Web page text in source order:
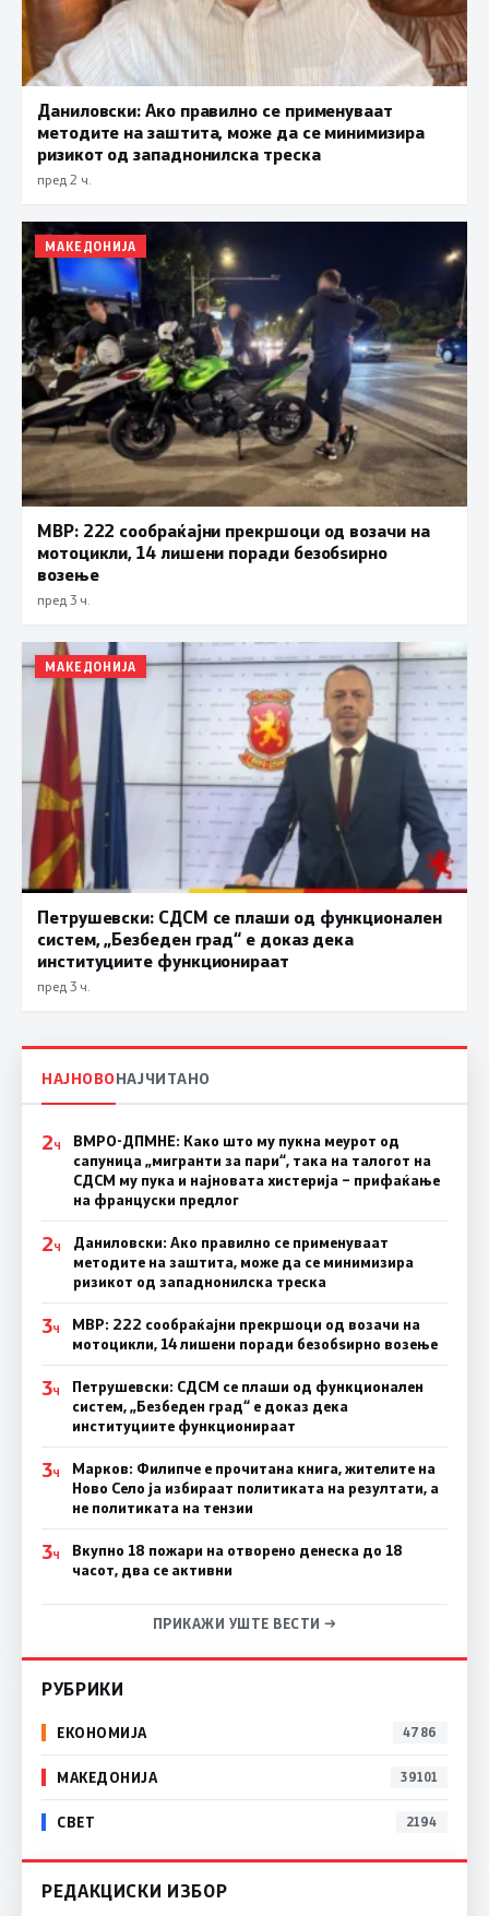
Даниловски: Ако правилно се применуваат
методите на заштита, може да се минимизира
ризикот од западнонилска треска
пред 2 ч.
МАКЕДОНИЈА
МВР: 222 сообраќајни прекршоци од возачи на
мотоцикли, 14 лишени поради безобѕирно
возење
пред 3 ч.
МАКЕДОНИЈА
Петрушевски: СДСМ се плаши од функционален
систем, „Безбеден град“ е доказ дека
институциите функционираат
пред 3 ч.
НАЈНОВОНАЈЧИТАНО
2Ч
ВМРО-ДПМНЕ: Како што му пукна меурот од
сапуница „мигранти за пари“, така на талогот на
СДСМ му пука и најновата хистерија – прифаќање
на француски предлог
2Ч
Даниловски: Ако правилно се применуваат
методите на заштита, може да се минимизира
ризикот од западнонилска треска
3Ч
МВР: 222 сообраќајни прекршоци од возачи на
мотоцикли, 14 лишени поради безобѕирно возење
3Ч
Петрушевски: СДСМ се плаши од функционален
систем, „Безбеден град“ е доказ дека
институциите функционираат
3Ч
Марков: Филипче е прочитана книга, жителите на
Ново Село ја избираат политиката на резултати, а
не политиката на тензии
3Ч
Вкупно 18 пожари на отворено денеска до 18
часот, два се активни
ПРИКАЖИ УШТЕ ВЕСТИ →
РУБРИКИ
ЕКОНОМИЈА 4786
МАКЕДОНИЈА 39101
СВЕТ 2194
РЕДАКЦИСКИ ИЗБОР